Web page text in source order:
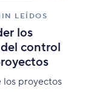
LEÍDOS
los
control
proyectos